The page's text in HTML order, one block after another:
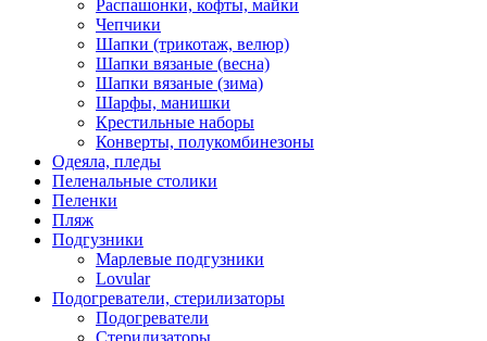
Распашонки, кофты, майки
Чепчики
Шапки (трикотаж, велюр)
Шапки вязаные (весна)
Шапки вязаные (зима)
Шарфы, манишки
Крестильные наборы
Конверты, полукомбинезоны
Одеяла, пледы
Пеленальные столики
Пеленки
Пляж
Подгузники
Марлевые подгузники
Lovular
Подогреватели, стерилизаторы
Подогреватели